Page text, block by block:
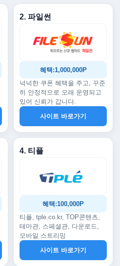
2. 파일썬
혜택:1,000,000P
넉넉한 쿠폰 혜택을 주고, 꾸준
히 안정적으로 오래 운영되고
있어 신뢰가 갑니다.
사이트 바로가기
4. 티플
혜택:100,000P
티플, tple.co.kr, TOP콘텐츠,
테마관, 스페셜관, 다운로드,
모바일 스트리밍
사이트 바로가기